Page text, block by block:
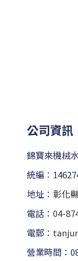
公司資訊
錦寶來機械
統編：
地址： 彰化
電話： 04-
電郵：
營業時間：